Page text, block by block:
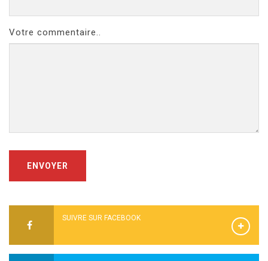
Votre commentaire..
ENVOYER
SUIVRE SUR FACEBOOK